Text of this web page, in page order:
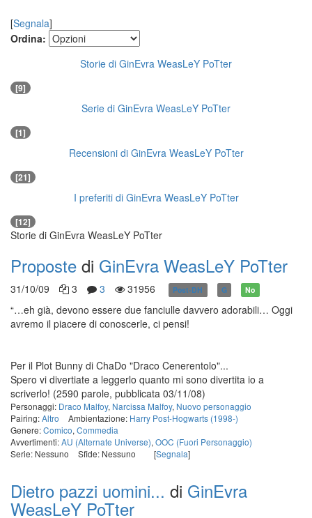
[Segnala]
Ordina:
Storie di GinEvra WeasLeY PoTter
[9]
Serie di GinEvra WeasLeY PoTter
[1]
Recensioni di GinEvra WeasLeY PoTter
[21]
I preferiti di GinEvra WeasLeY PoTter
[12]
Storie di GinEvra WeasLeY PoTter
Proposte di GinEvra WeasLeY PoTter
31/10/09 3 3 31956 Post-DH G No
“…eh già, devono essere due fanciulle davvero adorabili… Oggi
avremo il piacere di conoscerle, ci pensi!
Per il Plot Bunny di ChaDo "Draco Cenerentolo"...
Spero vi divertiate a leggerlo quanto mi sono divertita io a
scriverlo! (2590 parole, pubblicata 03/11/08)
Personaggi: Draco Malfoy, Narcissa Malfoy, Nuovo personaggio
Pairing:Altro Ambientazione: Harry Post-Hogwarts (1998-)
Genere:Comico, Commedia
Avvertimenti:AU (Alternate Universe), OOC (Fuori Personaggio)
Serie: Nessuno
Sfide: Nessuno [Segnala]
Dietro pazzi uomini... di GinEvra
WeasLeY PoTter